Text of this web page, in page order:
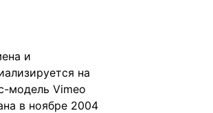
и
на
модель Vimeo
в ноябре 2004